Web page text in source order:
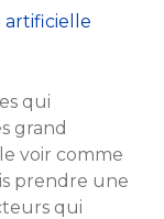
artificielle
qui
grand
voir comme
prendre une
qui